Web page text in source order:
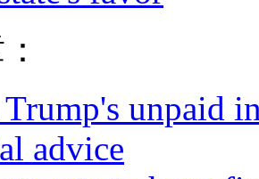
unpaid
advice